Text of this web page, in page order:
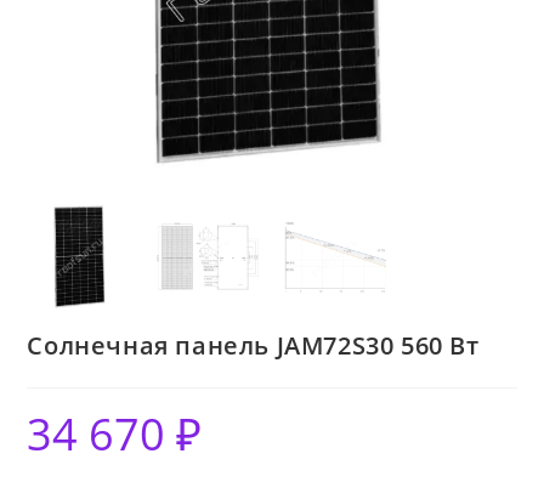
Солнечная панель JAM72S30 560 Вт
34 670₽